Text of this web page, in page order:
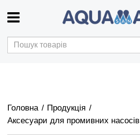
Головна
Продукція
Аксесуари для промивних насосів